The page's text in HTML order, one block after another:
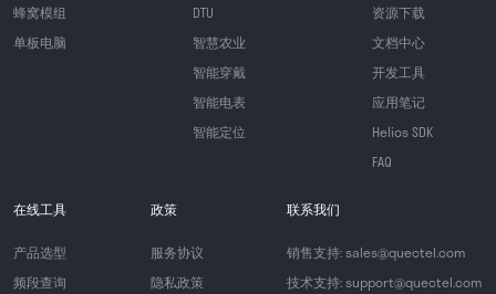
蜂窝模组
单板电脑
DTU
智慧农业
智能穿戴
智能电表
智能定位
资源下载
文档中心
开发工具
应用笔记
Helios SDK
FAQ
在线工具
产品选型
频段查询
政策
服务协议
隐私政策
联系我们
销售支持: sales@quectel.com
技术支持: support@quectel.com